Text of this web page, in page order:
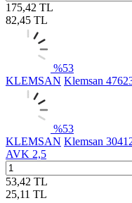
175,42 TL
82,45 TL
%53
KLEMSAN Klemsan
%53
KLEMSAN Klemsan
AVK 2,5
53,42 TL
25,11 TL